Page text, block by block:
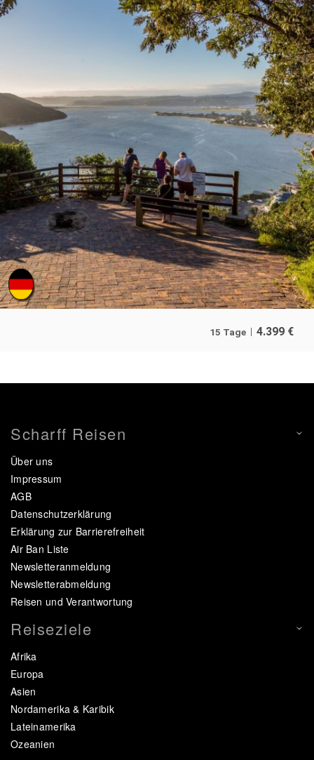
15 Tage 4.399 €
Scharff Reisen
Über uns
Impressum
AGB
Datenschutzerklärung
Erklärung zur Barrierefreiheit
Air Ban Liste
Newsletteranmeldung
Newsletterabmeldung
Reisen und Verantwortung
Reiseziele
Afrika
Europa
Asien
Nordamerika & Karibik
Lateinamerika
Ozeanien